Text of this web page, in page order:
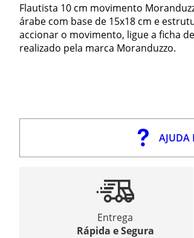
Flautista 10 cm movimento
árabe com base de 15x18 cm e
accionar o movimento, ligue a ficha
realizado pela marca Moranduzzo.
AJUDA
Entrega
Rápida e Segura